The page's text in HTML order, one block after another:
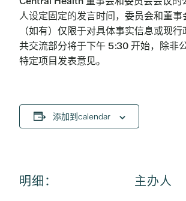
人设定固定的发言时间，委员会和董事
（如有）仅限于对具体事实信息或现
共交流部分将于下午 5:30 开始，除非
特定项目发表意见。
添加到calendar
明细： 主办人